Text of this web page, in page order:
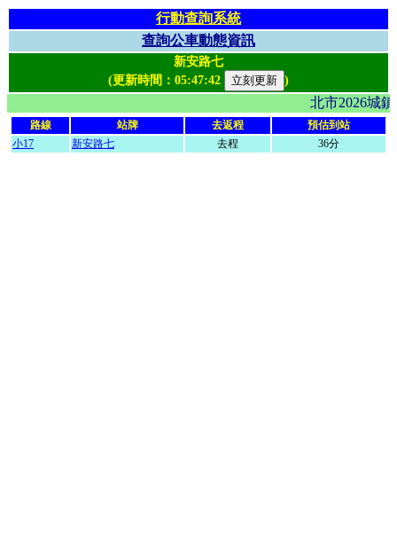
行動查詢系統
查詢公車動態資訊
新安路七
(更新時間： 05:47:42 )
北市2026
路線 站牌 去返程
預估到站
小17
新安路七 去程 36分